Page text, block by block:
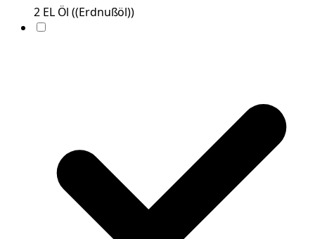
2 EL Öl ((Erdnußöl))